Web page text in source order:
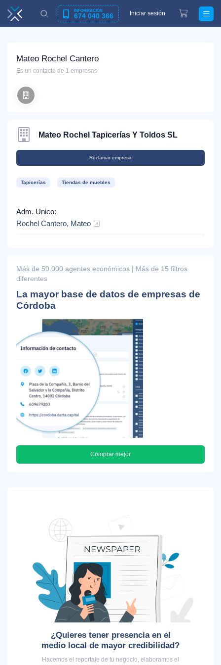
INFORMACIÓN
674 040 366 Iniciar sesión
Mateo Rochel Cantero
Es un contacto de 1 empresas
Mateo Rochel Tapicerías Y Toldos SL
Reclamar empresa
Tapicerías Tiendas de muebles
Adm. Unico:
Rochel Cantero, Mateo
Más de 50.000 agentes económicos | Más de 15 filtros
diferentes
La mayor base de datos de empresas de
Córdoba
Comprar mejor
¿Quieres tener presencia en el
medio local de mayor credibilidad?
Hacemos el reportaje de tu negocio, elaboramos el